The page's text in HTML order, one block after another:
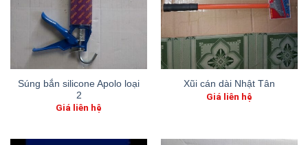
Súng bắn silicone Apolo loại
2
Giá liên hệ
Xũi cán dài Nhật Tân
Giá liên hệ